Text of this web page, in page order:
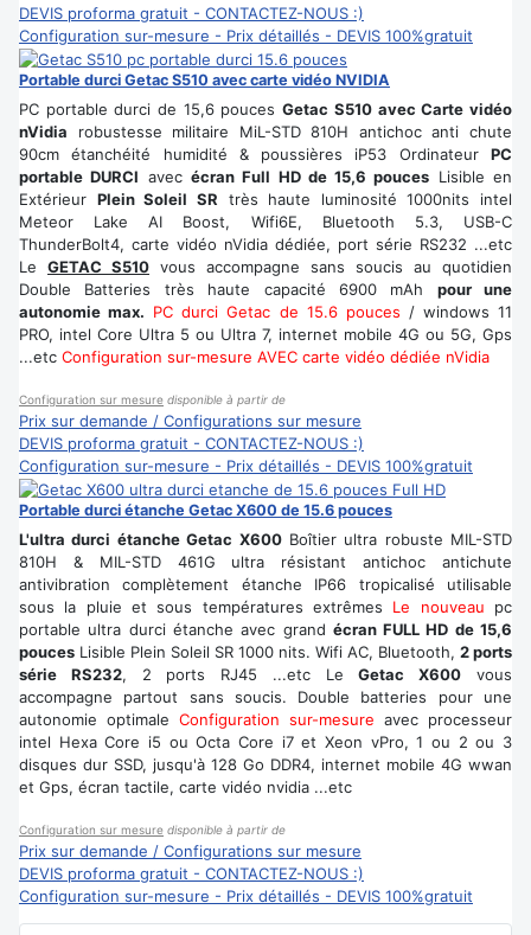
DEVIS proforma gratuit - CONTACTEZ-NOUS :)
Configuration sur-mesure - Prix détaillés - DEVIS 100%gratuit
Portable durci Getac S510 avec carte vidéo NVIDIA
PC portable durci de 15,6 poucesGetac S510 avec Carte vidéo
nVidia robustesse militaire MiL-STD 810H antichoc anti chute
90cm étanchéité humidité & poussières iP53 Ordinateur PC
portable DURCI avec écran Full HD de 15,6 pouces Lisible en
Extérieur Plein Soleil SR très haute luminosité 1000nits intel
Meteor Lake AI Boost, Wifi6E, Bluetooth 5.3, USB-C
ThunderBolt4, carte vidéo nVidia dédiée, port série RS232 ...etc
Le GETAC S510 vous accompagne sans soucis au quotidien
Double Batteries très haute capacité 6900 mAh pour une
autonomie max. PC durci Getac de 15.6 pouces / windows 11
PRO, intel Core Ultra 5 ou Ultra 7, internet mobile 4G ou 5G, Gps
...etc Configuration sur-mesure AVEC carte vidéo dédiée nVidia
Configuration sur mesure disponible à partir de
Prix sur demande / Configurations sur mesure
DEVIS proforma gratuit - CONTACTEZ-NOUS :)
Configuration sur-mesure - Prix détaillés - DEVIS 100%gratuit
Portable durci étanche Getac X600 de 15.6 pouces
L'ultra durci étanche Getac X600Boîtier ultra robuste MIL-STD
810H & MIL-STD 461G ultra résistant antichoc antichute
antivibration complètement étanche IP66 tropicalisé utilisable
sous la pluie et sous températures extrêmes Le nouveau pc
portable ultra durci étanche avec grand écran FULL HD de 15,6
pouces Lisible Plein Soleil SR 1000 nits. Wifi AC, Bluetooth, 2 ports
série RS232, 2 ports RJ45 ...etc LeGetac X600 vous
accompagne partout sans soucis. Double batteries pour une
autonomie optimale Configuration sur-mesure avec processeur
intel Hexa Core i5 ou Octa Core i7 et Xeon vPro, 1 ou 2 ou 3
disques dur SSD, jusqu'à 128 Go DDR4, internet mobile 4G wwan
et Gps, écran tactile, carte vidéo nvidia ...etc
Configuration sur mesure disponible à partir de
Prix sur demande / Configurations sur mesure
DEVIS proforma gratuit - CONTACTEZ-NOUS :)
Configuration sur-mesure - Prix détaillés - DEVIS 100%gratuit